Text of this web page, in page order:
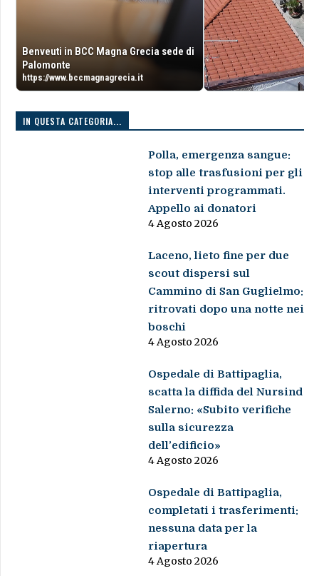
Benveuti in BCC Magna Grecia sede di
Palomonte
https://www.bccmagnagrecia.it
IN QUESTA CATEGORIA...
Polla, emergenza sangue:
stop alle trasfusioni per gli
interventi programmati.
Appello ai donatori
4 Agosto 2026
Laceno, lieto fine per due
scout dispersi sul
Cammino di San Guglielmo:
ritrovati dopo una notte nei
boschi
4 Agosto 2026
Ospedale di Battipaglia,
scatta la diffida del Nursind
Salerno: «Subito verifiche
sulla sicurezza
dell’edificio»
4 Agosto 2026
Ospedale di Battipaglia,
completati i trasferimenti:
nessuna data per la
riapertura
4 Agosto 2026